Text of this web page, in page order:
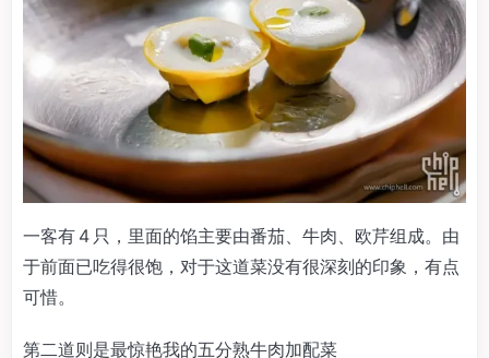
一客有 4 只，里面的馅主要由番茄、牛肉、欧芹组成。由
于前面已吃得很饱，对于这道菜没有很深刻的印象，有点
可惜。
第二道则是最惊艳我的五分熟牛肉加配菜